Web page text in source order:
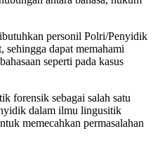
personil Polri/Penyidik
sehingga dapat memahami
seperti pada kasus
forensik sebagai salah satu
dalam ilmu lingusitik
memecahkan permasalahan